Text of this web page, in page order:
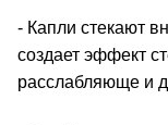
- Капли стекают
создает эффект
расслабляюще и